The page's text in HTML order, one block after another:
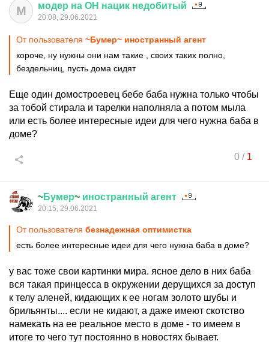
М модер на ОН нацик недобитый
20:08, 29.06.2021
От пользователя ~Бумер~ иностранный агент
короче, ну нужны они нам такие , своих таких полно,
бездельниц, пусть дома сидят
Еще один домостроевец бебе баба нужна только чтобы
за тобой стирала и тарелки наполняла а потом мыла
или есть более интересные идеи для чего нужна баба в
доме?
0/ 1
~Бумер~ иностранный агент
20:15, 29.06.2021
От пользователя безнадежная оптимистка
есть более интересные идеи для чего нужна баба в доме?
у вас тоже свои картинки мира. ясное дело в них баба
вся такая принцесса в окружении дерущихся за доступ
к телу аленей, кидающих к ее ногам золото шубы и
брильянты.... если не кидают, а даже имеют скотство
намекать на ее реальное место в доме - то имеем в
итоге то чего тут постоянно в новостях бывает.